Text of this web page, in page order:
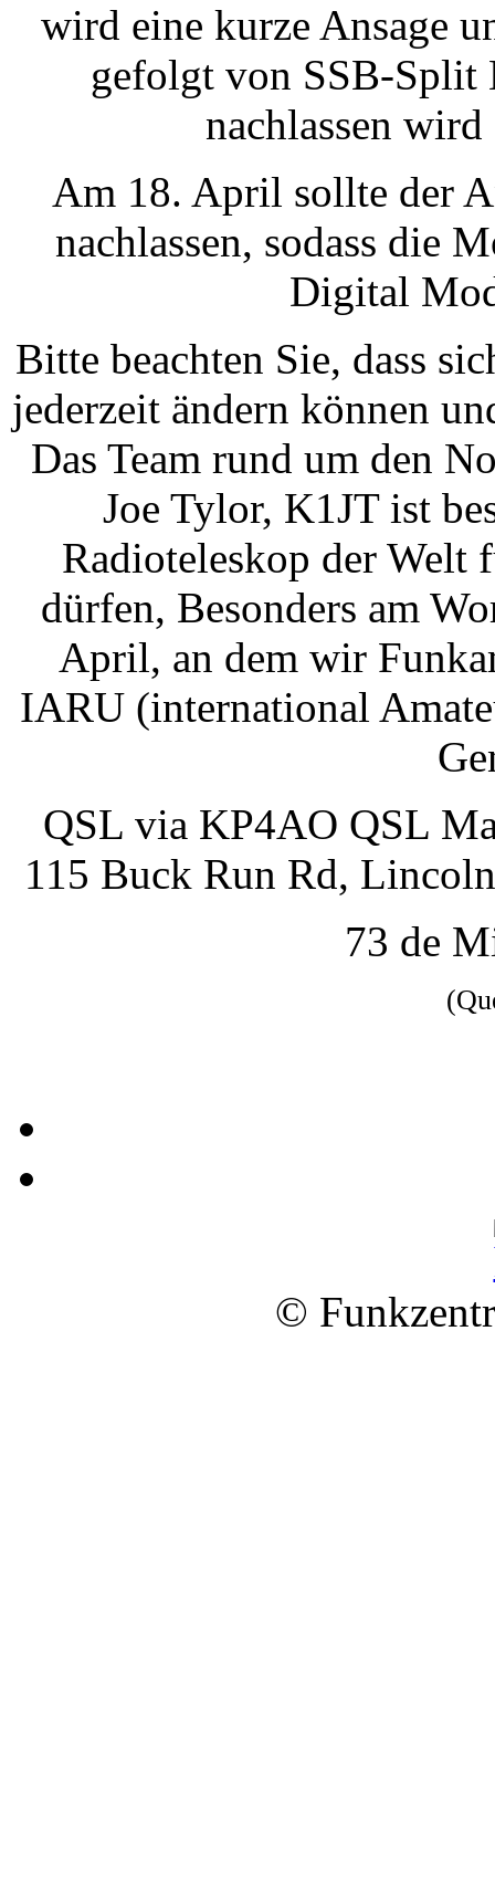
wird eine kurze Ansage
gefolgt von SSB-Split
nachlassen
Am 18. April sollte der
nachlassen, sodass die
Digital
Bitte beachten Sie, dass
jederzeit ändern können
Das Team rund um den
Joe Tylor, K1JT ist
Radioteleskop der Welt
dürfen, Besonders am
April, an dem wir
IARU (international
QSL via KP4AO QSL
115 Buck Run Rd,
73 de
©